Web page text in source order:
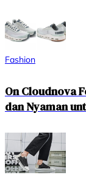
Fashion
On Cloudnova
dan Nyaman